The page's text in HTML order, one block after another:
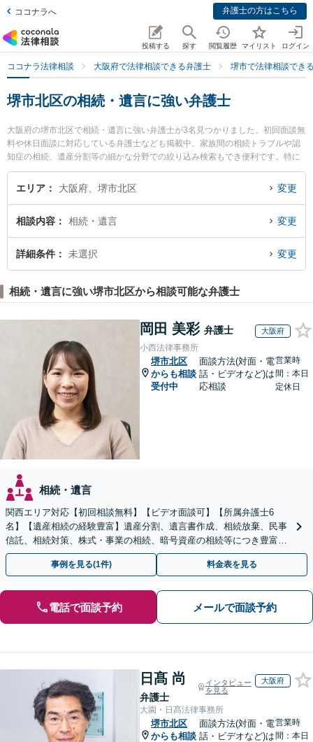
ココナラへ 弁護士の方はこちら
投稿する 探す 閲覧履歴 マイリスト ログイン
ココナラ法律相談 大阪府で法律相談できる弁護士 堺市で法律相談でき
堺市北区の相続・遺言に強い弁護士
大阪府の堺市北区で相続・遺言に強い弁護士が3名見つかりました。初回面談無
料や休日面談に対応している弁護士なども掲載中。家族間の相続トラブルや認
知症の相続、遺産分割等の細かな分野での絞り込み検索もでき便利です。特に
堺北法律事務所の犬塚 竜也弁護士や弁護士法人バディ 堺なかもず事務所の野口
直人弁護士、河内総合法律事務所の廣田 亘弁護士のプロフィール情報や弁護士
解決の実績豊富な近くの弁護士を検索したい』『初回相談無料で相続・遺言を
法律相談できる堺市北区内の弁護士に相談予約したい』などでお困りの相談者
さんにおすすめです。
エリア 大阪府、堺市北区 変更
相談内容 相続・遺言 変更
詳細条件 未選択 変更
相続・遺言に強い堺市北区から相談可能な弁護士
岡田 美彩 弁護士 大阪府
小西法律事務所
堺市北区
からも相談
受付中
面談方法(対面・電
話・ビデオなど)は
応相談
営業時
間：本日
定休日
相続・遺言
関西エリア対応【初回相談無料】【ビデオ面談可】【所属弁護士6
名】【遺産相続の経験豊富】遺産分割、遺言書作成、相続放棄、民事
信託、相続対策、株式・事業の相続、暗号資産の相続等につき豊富な
対応実績。【バリアフリー】【完全個室対応】
事例を見る(1件) 料金表を見る
電話で面談予約 メールで面談予約
日髙 尚
弁護士
インタビュー
を見る
大阪府
大園・日髙法律事務所
堺市北区
からも相談
面談方法(対面・電
話・ビデオなど)は
営業時
間：本日